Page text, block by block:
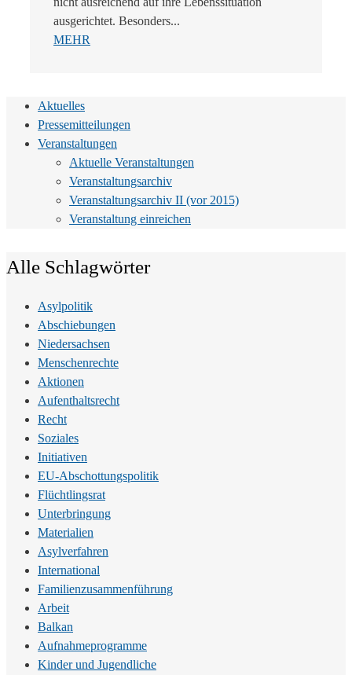
ausgerichtet. Besonders...
MEHR
Aktuelles
Pressemitteilungen
Veranstaltungen
Aktuelle Veranstaltungen
Veranstaltungsarchiv
Veranstaltungsarchiv II (vor 2015)
Veranstaltung einreichen
Alle Schlagwörter
Asylpolitik
Abschiebungen
Niedersachsen
Menschenrechte
Aktionen
Aufenthaltsrecht
Recht
Soziales
Initiativen
EU-Abschottungspolitik
Flüchtlingsrat
Unterbringung
Materialien
Asylverfahren
International
Familienzusammenführung
Arbeit
Balkan
Aufnahmeprogramme
Kinder und Jugendliche